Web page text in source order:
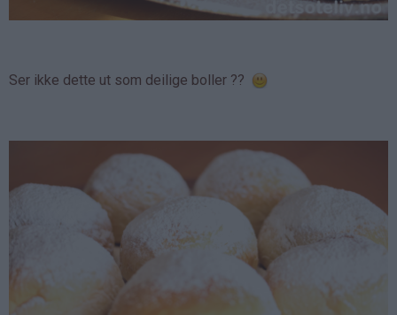
Ser ikke dette ut som deilige boller ??